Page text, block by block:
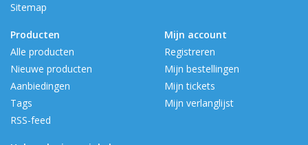
Sitemap
Producten
Alle producten
Nieuwe producten
Aanbiedingen
Tags
RSS-feed
Mijn account
Registreren
Mijn bestellingen
Mijn tickets
Mijn verlanglijst